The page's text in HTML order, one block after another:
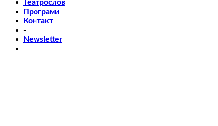
Театрослов
Програми
Контакт
-
Newsletter